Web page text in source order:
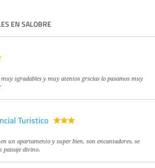
EN SALOBRE
sgradables y muy atentos grscias lo pasamos muy
Turistico
un apartamento y super bien, son encantadores, se
paisaje divino.